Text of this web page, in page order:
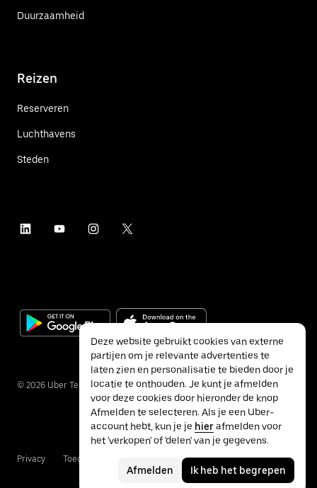
Duurzaamheid
Reizen
Reserveren
Luchthavens
Steden
© 2026 Uber Technologies Inc.
Privacy Toegankelijkheid Voorwaarden
Deze website gebruikt cookies van externe
partijen om je relevante advertenties te
laten zien en personalisatie te bieden door je
locatie te onthouden. Je kunt je afmelden
voor deze cookies door hieronder de knop
Afmelden te selecteren. Als je een Uber-
account hebt, kun je je hierafmelden voor
het 'verkopen' of 'delen' van je gegevens.
Afmelden Ik heb het begrepen